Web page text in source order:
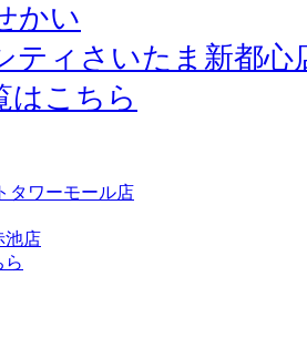
かい
ティさいたま新都心
はこちら
タワーモール店
池店
ら